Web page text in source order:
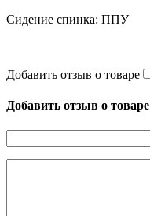
Сидение спинка: ППУ
Добавить отзыв о товаре
Добавить отзыв о товаре